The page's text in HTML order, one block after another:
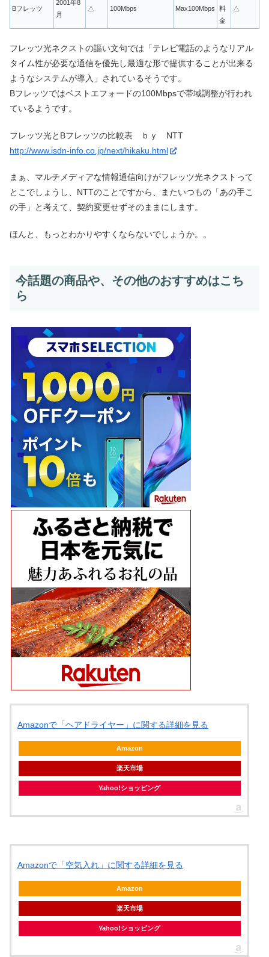
Bフレッツ
2001年8
月
△ 100Mbps Max100Mbps
料
金
△
フレッツ光ネクストの謳い文句では「テレビ電話のようなリアル
タイム性が必要な通信を優先し最適な形で提供することが出来る
ようなシステムが導入」されているそうです。
Bフレッツではベストエフォードの100Mbpsで帯域調整が行われ
ているようです。
フレッツ光とBフレッツの比較表 ｂｙ NTT
http://www.isdn-info.co.jp/next/hikaku.html
まぁ、マルチメディアな情報通信向けがフレッツ光ネクストって
とこでしょうし、NTTのことですから、またいつもの「あの手こ
の手」と考えて、契約変更せずそのままにします。
ほんと、もっとわかりやすくならないでしょうか。。
今話題の商品や、その他のおすすめはこち
ら
Amazonで「ヘアドライヤー」に関する詳細を見る
Amazon
楽天市場
Yahoo!ショッピング
Amazonで「空気入れ」に関する詳細を見る
Amazon
楽天市場
Yahoo!ショッピング